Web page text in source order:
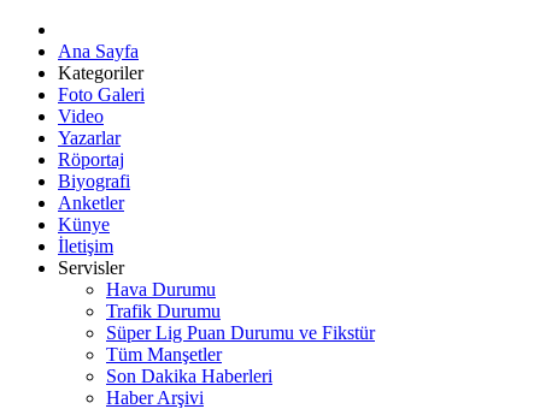
Ana Sayfa
Kategoriler
Foto Galeri
Video
Yazarlar
Röportaj
Biyografi
Anketler
Künye
İletişim
Servisler
Hava Durumu
Trafik Durumu
Süper Lig Puan Durumu ve Fikstür
Tüm Manşetler
Son Dakika Haberleri
Haber Arşivi